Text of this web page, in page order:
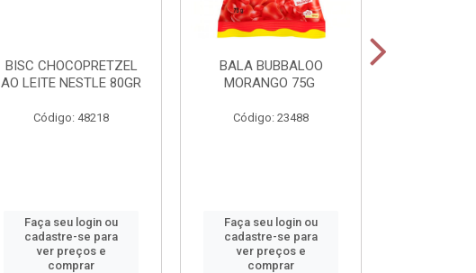
BISC CHOCOPRETZEL
AO LEITE NESTLE 80GR
Código: 48218
Faça seu login ou
cadastre-se para
ver preços e
comprar
BALA BUBBALOO
MORANGO 75G
Código: 23488
Faça seu login ou
cadastre-se para
ver preços e
comprar